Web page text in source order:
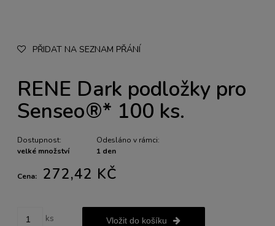
PŘIDAT NA SEZNAM PŘÁNÍ
RENE Dark podložky pro
Senseo®* 100 ks.
Dostupnost:
velké množství
Odesláno v rámci:
1 den
Cena: 272,42 KČ
ks Vložit do košíku